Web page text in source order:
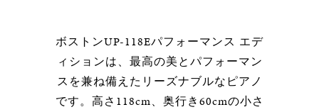
ボストンUP-118Eパフォーマンス エデ
ィションは、最高の美とパフォーマン
スを兼ね備えたリーズナブルなピアノ
です。高さ118cm、奥行き60cmの小さ